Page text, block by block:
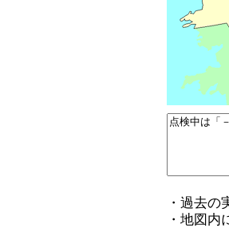
・過去の
・地図